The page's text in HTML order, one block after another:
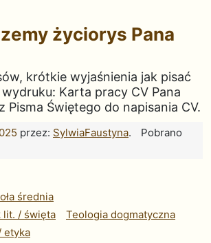
życiorys Pana
krótkie wyjaśnienia jak pisać
Karta pracy CV Pana
Pisma Świętego do napisania CV.
przez: SylwiaFaustyna. Pobrano
średnia
lit. / święta
Teologia dogmatyczna
etyka